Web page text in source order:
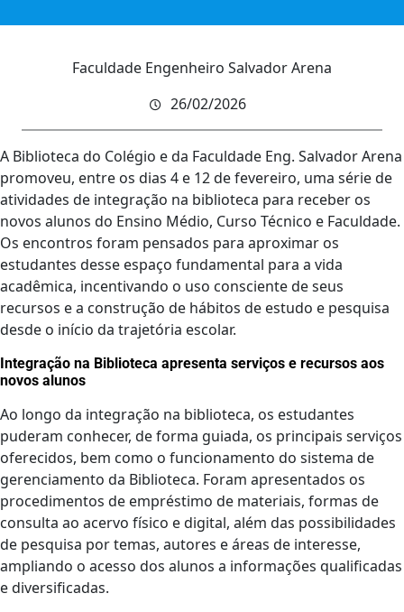
Faculdade Engenheiro Salvador Arena
26/02/2026
A Biblioteca do Colégio e da Faculdade Eng. Salvador Arena
promoveu, entre os dias 4 e 12 de fevereiro, uma série de
atividades de integração na biblioteca para receber os
novos alunos do Ensino Médio, Curso Técnico e Faculdade.
Os encontros foram pensados para aproximar os
estudantes desse espaço fundamental para a vida
acadêmica, incentivando o uso consciente de seus
recursos e a construção de hábitos de estudo e pesquisa
desde o início da trajetória escolar.
Integração na Biblioteca apresenta serviços e recursos aos
novos alunos
Ao longo da integração na biblioteca, os estudantes
puderam conhecer, de forma guiada, os principais serviços
oferecidos, bem como o funcionamento do sistema de
gerenciamento da Biblioteca. Foram apresentados os
procedimentos de empréstimo de materiais, formas de
consulta ao acervo físico e digital, além das possibilidades
de pesquisa por temas, autores e áreas de interesse,
ampliando o acesso dos alunos a informações qualificadas
e diversificadas.